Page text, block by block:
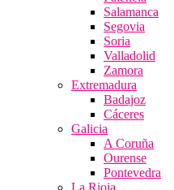
Salamanca
Segovia
Soria
Valladolid
Zamora
Extremadura
Badajoz
Cáceres
Galicia
A Coruña
Ourense
Pontevedra
La Rioja